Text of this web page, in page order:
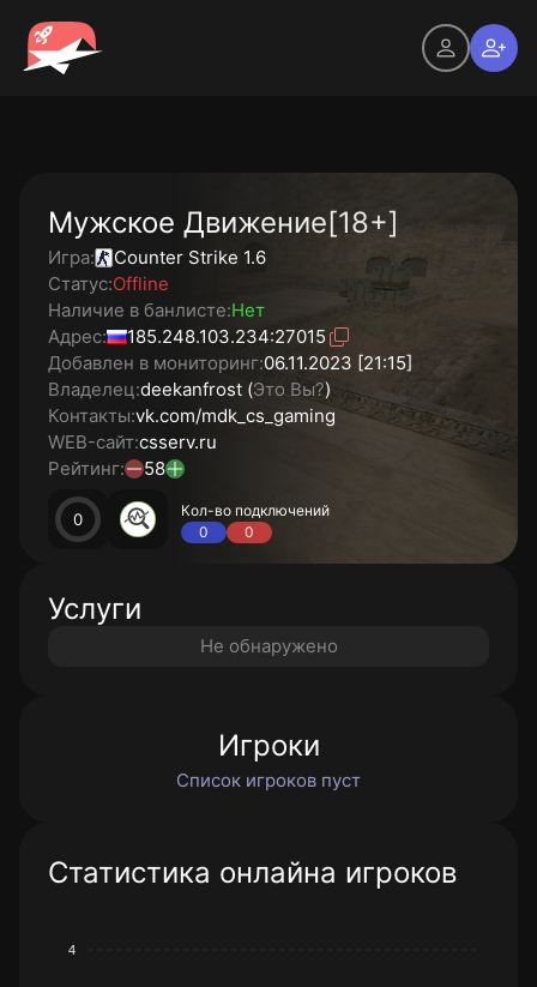
Мужское Движение[18+]
Игра:
Counter Strike 1.6
Статус:Offline
Наличие в банлисте:Нет
Адрес:
185.248.103.234:27015
Добавлен в мониторинг:06.11.2023 [21:15]
Владелец:deekanfrost (Это Вы?)
Контакты:vk.com/mdk_cs_gaming
WEB-сайт:csserv.ru
Рейтинг:
58
0
Кол-во подключений
0
0
Услуги
Не обнаружено
Игроки
Список игроков пуст
Статистика онлайна игроков
4